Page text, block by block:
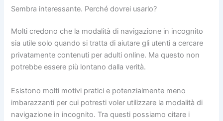
Sembra interessante. Perché dovrei usarlo?
Molti credono che la modalità di navigazione in incognito
sia utile solo quando si tratta di aiutare gli utenti a cercare
privatamente contenuti per adulti online. Ma questo non
potrebbe essere più lontano dalla verità.
Esistono molti motivi pratici e potenzialmente meno
imbarazzanti per cui potresti voler utilizzare la modalità di
navigazione in incognito. Tra questi possiamo citare i